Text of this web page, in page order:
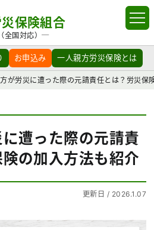
保険組合
全国対応）─
お申込み 一人親方労災保険とは
が労災に遭った際の元請責任とは？労災保
遭った際の元請責
の加入方法も紹介
更新日 / 2026.1.07